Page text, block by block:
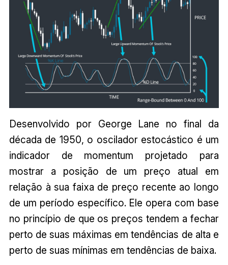
Desenvolvido por George Lane no final da
década de 1950, o oscilador estocástico é um
indicador de momentum projetado para
mostrar a posição de um preço atual em
relação à sua faixa de preço recente ao longo
de um período específico. Ele opera com base
no princípio de que os preços tendem a fechar
perto de suas máximas em tendências de alta e
perto de suas mínimas em tendências de baixa.